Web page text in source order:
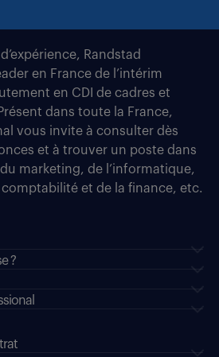
Randstad
en France de l’intérim
en CDI de cadres et
dans toute la France,
vous invite à consulter dès
et à trouver un poste dans
du marketing, de l’informatique,
comptabilité et de la finance, etc.
?